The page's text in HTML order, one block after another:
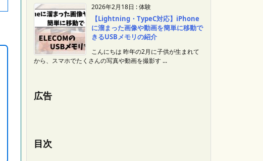
2026年2月18日 :体験
【Lightning・TypeC対応】iPhone
に溜まった画像や動画を簡単に移動で
きるUSBメモリの紹介
こんにちは 昨年の2月に子供が生まれて
から、スマホでたくさんの写真や動画を撮影す ...
広告
目次